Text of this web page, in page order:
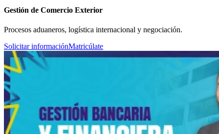
Gestión de Comercio Exterior
Procesos aduaneros, logística internacional y negociación.
Solicitar informaciónMatricúlate